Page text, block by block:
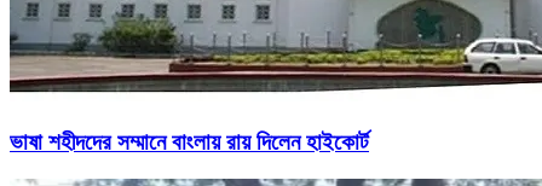
ভাষা শহীদদের সম্মানে বাংলায় রায় দিলেন হাইকোর্ট